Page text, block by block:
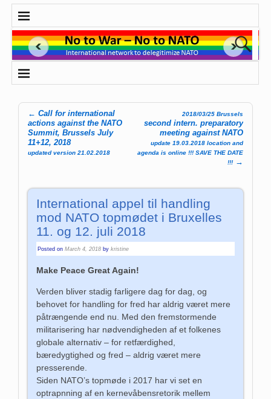
Post navigation
← Call for international
actions against the NATO
Summit, Brussels July
11+12, 2018
updated version 21.02.2018
2018/03/25 Brussels
second intern. preparatory
meeting against NATO
update 19.03.2018 location and
agenda is online !!! SAVE THE DATE
!!! →
International appel til handling
mod NATO topmødet i Bruxelles
11. og 12. juli 2018
Posted onMarch 4, 2018 bykristine
Make Peace Great Again!
Verden bliver stadig farligere dag for dag, og
behovet for handling for fred har aldrig været mere
påtrængende end nu. Med den fremstormende
militarisering har nødvendigheden af et folkenes
globale alternativ – for retfærdighed,
bæredygtighed og fred – aldrig været mere
presserende.
Siden NATO’s topmøde i 2017 har vi set en
optrapnning af en kernevåbensretorik mellem